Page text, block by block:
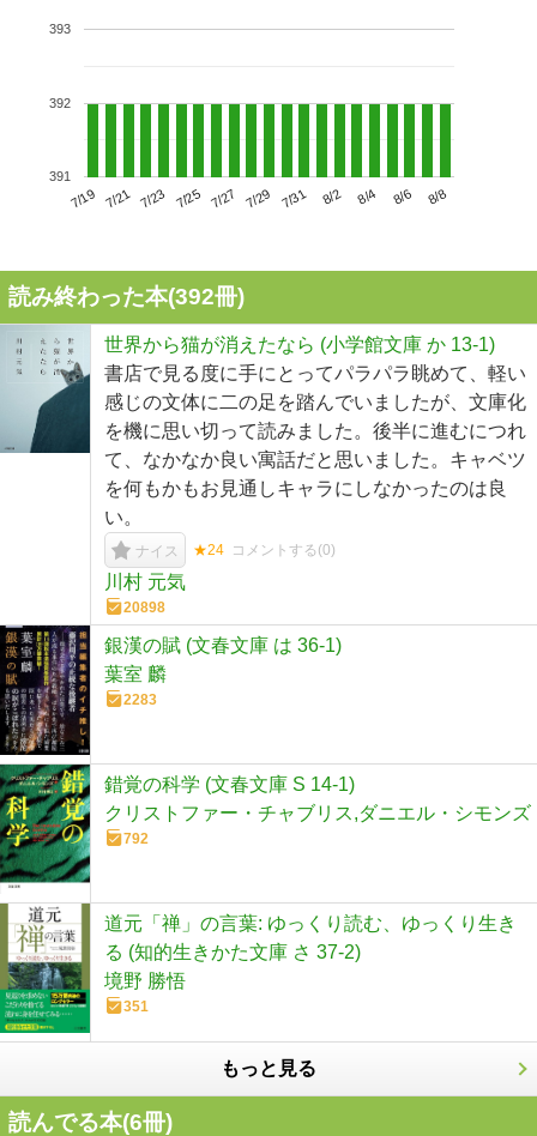
7/19 7/21 7/23 7/25 7/27 7/29 7/31 8/2 8/4 8/6 8/8
391
392
393
読み終わった本(392冊)
世界から猫が消えたなら (小学館文庫 か 13-1)
書店で見る度に手にとってパラパラ眺めて、軽い
感じの文体に二の足を踏んでいましたが、文庫化
を機に思い切って読みました。後半に進むにつれ
て、なかなか良い寓話だと思いました。キャベツ
を何もかもお見通しキャラにしなかったのは良
い。
ナイス ★24 コメントする(0)
川村 元気
20898
銀漢の賦 (文春文庫 は 36-1)
葉室 麟
2283
錯覚の科学 (文春文庫 S 14-1)
クリストファー・チャブリス,ダニエル・シモンズ
792
道元「禅」の言葉: ゆっくり読む、ゆっくり生き
る (知的生きかた文庫 さ 37-2)
境野 勝悟
351
もっと見る
読んでる本(6冊)